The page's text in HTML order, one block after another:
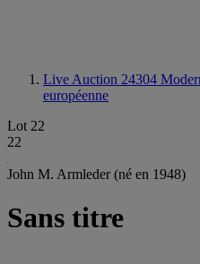
Live Auction 24304
européenne
Lot 22
22
John M. Armleder (né en 1948)
Sans titre